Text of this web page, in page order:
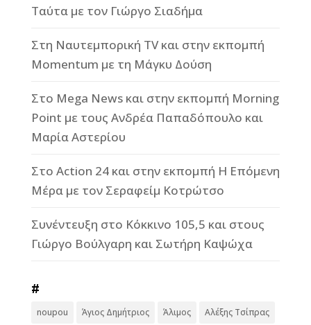
Ταύτα με τον Γιώργο Σιαδήμα
Στη Ναυτεμπορική TV και στην εκπομπή
Momentum με τη Μάγκυ Δούση
Στο Mega News και στην εκπομπή Morning
Point με τους Ανδρέα Παπαδόπουλο και
Μαρία Αστερίου
Στο Action 24 και στην εκπομπή Η Επόμενη
Μέρα με τον Σεραφείμ Κοτρώτσο
Συνέντευξη στο Κόκκινο 105,5 και στους
Γιώργο Βούλγαρη και Σωτήρη Καψώχα
#
noupou Άγιος Δημήτριος Άλιμος Αλέξης Τσίπρας